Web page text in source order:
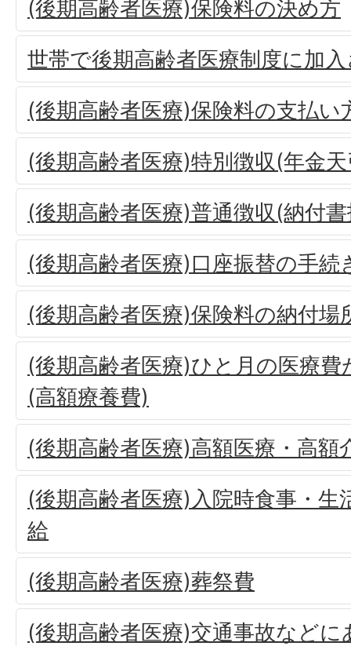
(後期高齢者医療)保険料の決め方
世帯で後期高齢者医療制度に加
(後期高齢者医療)保険料の支払い
(後期高齢者医療)特別徴収(年金
(後期高齢者医療)普通徴収(納付
(後期高齢者医療)口座振替の手続
(後期高齢者医療)保険料の納付場
(後期高齢者医療)ひと月の医療
(高額療養費)
(後期高齢者医療)高額医療・高額
(後期高齢者医療)入院時食事・生
給
(後期高齢者医療)葬祭費
(後期高齢者医療)交通事故など